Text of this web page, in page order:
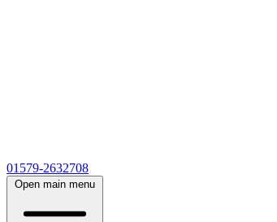
01579-2632708
Open main menu